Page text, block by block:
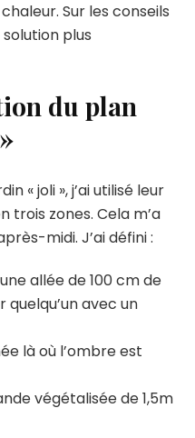
Sur les conseils
solution plus
du plan
« joli », j’ai utilisé leur
zones. Cela m’a
midi. J’ai défini :
allée de 100 cm de
avec un
là où l’ombre est
végétalisée de 1,5m